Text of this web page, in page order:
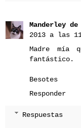
Manderley
2013 a las
Madre mía
fantástico.
Besotes
Responder
Respuestas